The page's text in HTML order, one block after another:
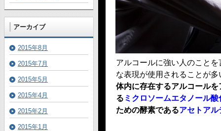
アルコールに強い人のこと
な表現が使用されることが
体内に存在するアルコール
る ミクロソームエタノール酸
ための酵素であるアセトア
アーカイブ
2015年8月
2015年7月
2015年5月
2015年4月
2015年2月
2015年1月